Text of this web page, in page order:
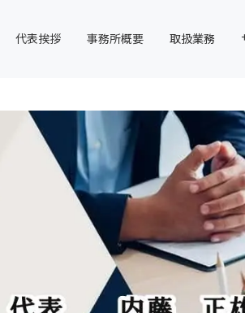
代表挨拶 事務所概要 取扱業務